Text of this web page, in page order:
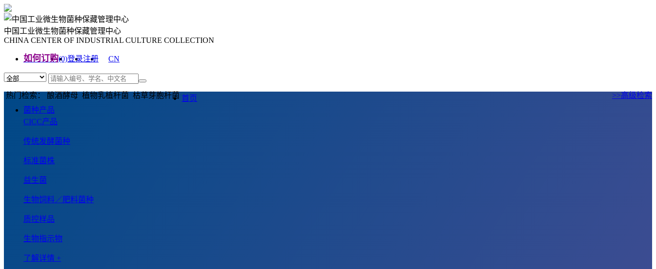
中国工业微生物菌种保藏管理中心
CHINA CENTER OF INDUSTRIAL CULTURE COLLECTION
如何订购(0)登录注册
CN
热门检索： 酿酒酵母 植物乳植杆菌 枯草芽胞杆菌 >>高级检索
首页
菌种产品
CICC产品
传统发酵菌种
标准菌株
益生菌
生物饲料／肥料菌种
质控样品
生物指示物
了解详情 +